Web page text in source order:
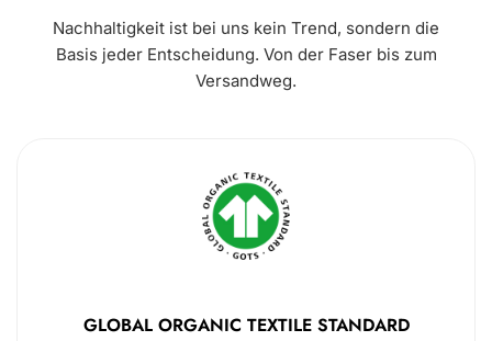
Nachhaltigkeit ist bei uns kein Trend, sondern die
Basis jeder Entscheidung. Von der Faser bis zum
Versandweg.
GLOBAL ORGANIC TEXTILE STANDARD